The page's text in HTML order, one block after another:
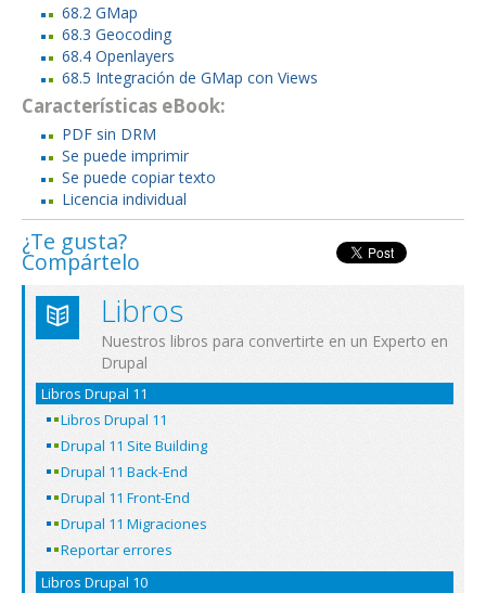
68.2 GMap
68.3 Geocoding
68.4 Openlayers
68.5 Integración de GMap con Views
Características eBook:
PDF sin DRM
Se puede imprimir
Se puede copiar texto
Licencia individual
¿Te gusta?
Compártelo
Libros
Nuestros libros para convertirte en un Experto en
Drupal
Libros Drupal 11
Libros Drupal 11
Drupal 11 Site Building
Drupal 11 Back-End
Drupal 11 Front-End
Drupal 11 Migraciones
Reportar errores
Libros Drupal 10